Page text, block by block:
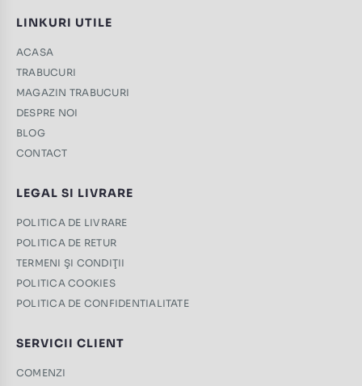
LINKURI UTILE
ACASA
TRABUCURI
MAGAZIN TRABUCURI
DESPRE NOI
BLOG
CONTACT
LEGAL SI LIVRARE
POLITICA DE LIVRARE
POLITICA DE RETUR
TERMENI ŞI CONDIŢII
POLITICA COOKIES
POLITICA DE CONFIDENTIALITATE
SERVICII CLIENT
COMENZI